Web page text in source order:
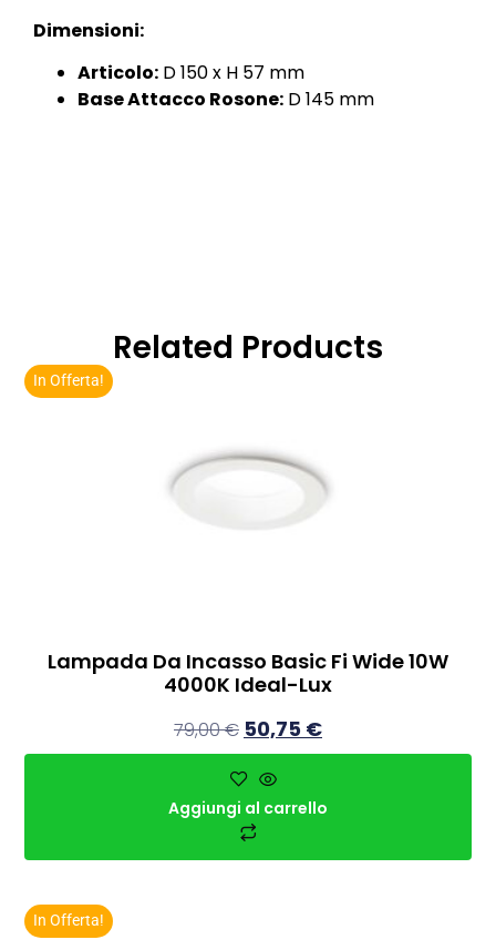
Dimensioni:
Articolo: D 150 x H 57 mm
Base Attacco Rosone: D 145 mm
Related Products
In Offerta!
Lampada Da Incasso Basic Fi Wide 10W
4000K Ideal-Lux
79,00€ 50,75 €
Aggiungi al carrello
In Offerta!